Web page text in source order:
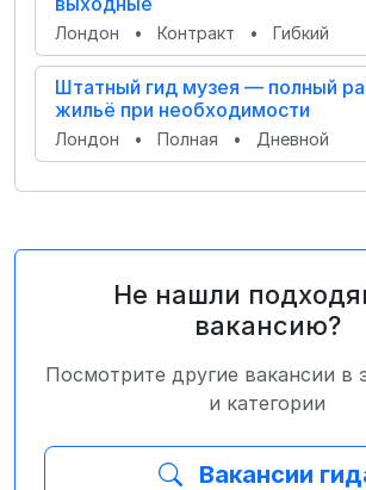
Лондон • Контракт • Гибкий
Штатный гид музея — полный
жильё при необходимости
Лондон • Полная • Дневной
Не нашли
вакансию?
Посмотрите другие вакансии в
и категории
Вакансии